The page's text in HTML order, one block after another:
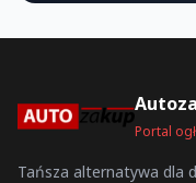
Portal
Tańsza alternatywa dla